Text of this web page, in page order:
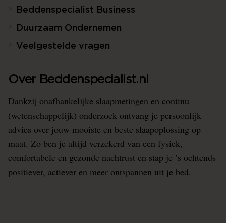
Beddenspecialist Business
Duurzaam Ondernemen
Veelgestelde vragen
Over Beddenspecialist.nl
Dankzij onafhankelijke slaapmetingen en continu
(wetenschappelijk) onderzoek ontvang je persoonlijk
advies over jouw mooiste en beste slaapoplossing op
maat. Zo ben je altijd verzekerd van een fysiek,
comfortabele en gezonde nachtrust en stap je ’s ochtends
positiever, actiever en meer ontspannen uit je bed.